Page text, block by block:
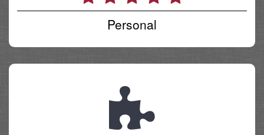
Personal